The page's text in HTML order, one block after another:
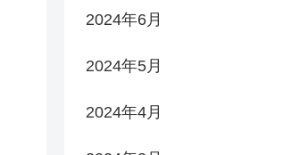
2024年6月
2024年5月
2024年4月